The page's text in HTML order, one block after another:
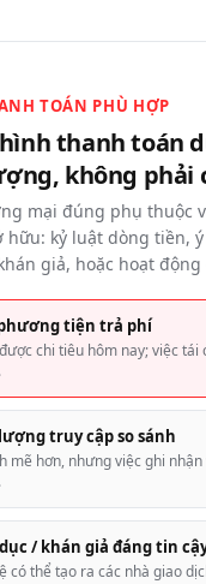
TOÁN PHÙ HỢP
thanh toán
không phải
mại đúng phụ thuộc
hữu: kỷ luật dòng tiền,
giả, hoặc hoạt
tiện trả phí
chi tiêu hôm nay; việc
truy cập so sánh
mẽ hơn, nhưng việc ghi
/ khán giả đáng tin
có thể tạo ra các nhà giao